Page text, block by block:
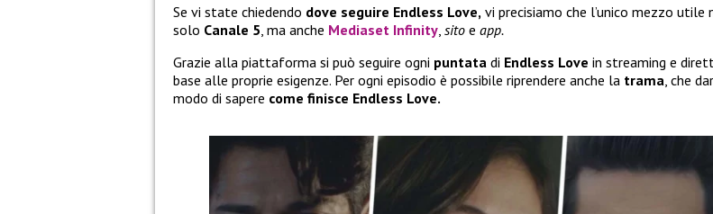
Se vi state chiedendo dove seguire Endless Love, vi precisiamo che l’unico mezzo utile
solo Canale 5 , ma anche Mediaset Infinity sito e app.
Grazie alla piattaforma si può seguire ogni puntata di Endless Love in streaming e
base alle proprie esigenze. Per ogni episodio è possibile riprendere anche la trama , che
modo di sapere come finisce Endless Love.